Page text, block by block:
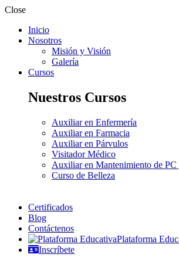
Close
Inicio
Nosotros
Misión y Visión
Galería
Cursos
Nuestros Cursos
Auxiliar en Enfermería
Auxiliar en Farmacia
Auxiliar en Párvulos
Visitador Médico
Auxiliar en Mantenimiento de PC
Curso de Belleza
Certificados
Blog
Contáctenos
Plataforma
Inscríbete